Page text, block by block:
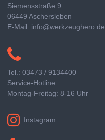
Siemensstraße 9
06449 Aschersleben
E-Mail: info@werkzeughero.de
Tel.: 03473 / 9134400
Service-Hotline
Montag-Freitag: 8-16 Uhr
Instagram